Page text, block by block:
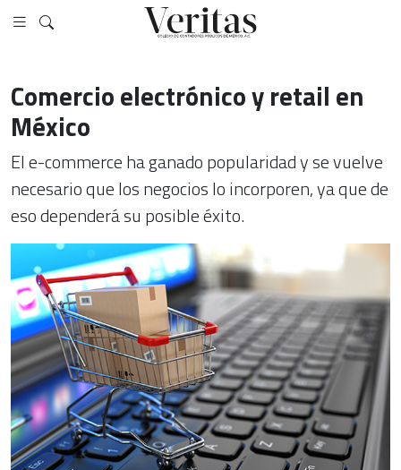
Comercio electrónico y retail en
México
El e-commerce ha ganado popularidad y se vuelve
necesario que los negocios lo incorporen, ya que de
eso dependerá su posible éxito.